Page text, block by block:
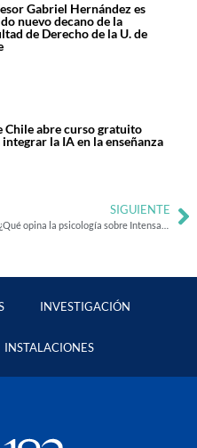
Gabriel Hernández es
nuevo decano de la
de Derecho de la U. de
Chile abre curso gratuito
integrar la IA en la enseñanza
SIGUIENTE
INVESTIGACIÓN
INSTALACIONES